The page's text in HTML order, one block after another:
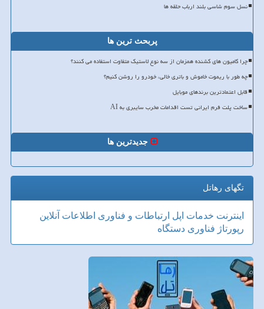
نسل سوم شاسی بلند ارباب حلقه ها
پربحث ترین ها
چرا کامیون های کشنده همزمان از سه نوع لاستیک متفاوت استفاده می کنند؟
چه طور با ریموت خاموش و باتری خالی، خودرو را روشن کنیم؟
قابل اعتمادترین برندهای موبایل
ساخت پلت فرم ایرانی تست اقدامات مخرب سایبری به AI
جدیدترین ها
تگهای رهاتل
اینترنت خدمات اپل ارتباطات و فناوری اطلاعات آنلاین
رپورتاژ فناوری دستگاه